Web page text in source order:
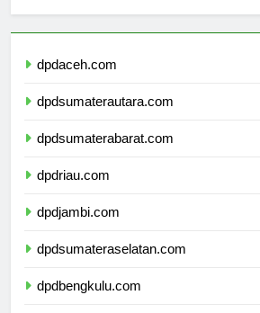
dpdaceh.com
dpdsumaterautara.com
dpdsumaterabarat.com
dpdriau.com
dpdjambi.com
dpdsumateraselatan.com
dpdbengkulu.com